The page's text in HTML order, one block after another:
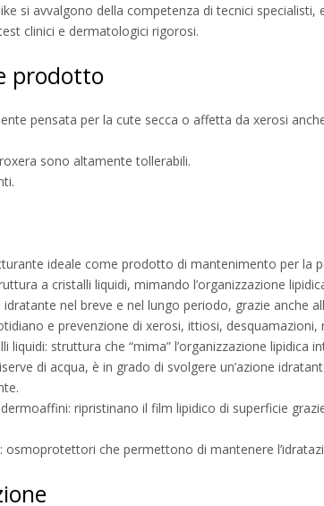
si avvalgono della competenza di tecnici
clinici e dermatologici rigorosi.
prodotto
pensata per la cute secca o affetta da xerosi
sono altamente tollerabili.
ideale come prodotto di mantenimento per la
a cristalli liquidi, mimando l’organizzazione
idratante nel breve e nel lungo periodo, grazie anche
e prevenzione di xerosi, ittiosi,
liquidi: struttura che “mima” l’organizzazione lipidica
di acqua, è in grado di svolgere un’azione
ripristinano il film lipidico di superficie
osmoprotettori che permettono di mantenere